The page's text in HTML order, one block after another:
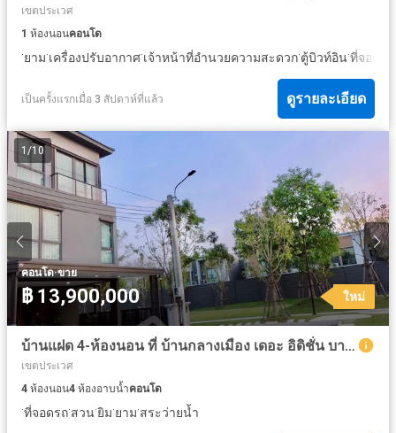
เขตประเวศ
1 ห้องนอนคอนโด
·ยาม·เครื่องปรับอากาศ·เจ้าหน้าที่อำนวยความสะดวก·ตู้บิวท์อิน·ที่จอดรถ
เป็นครั้งแรกเมื่อ 3 สัปดาห์ที่แล้ว ดูรายละเอียด
1 /10
คอนโด·ขาย
฿ 13,900,000 ใหม่
บ้านแฝด 4-ห้องนอน ที่ บ้านกลางเมือง เดอะ อิดิชั่น บางนา วงแหวน ใน ดอกไม้
เขตประเวศ
4 ห้องนอน4 ห้องอาบน้ำคอนโด
·ที่จอดรถ·สวน·ยิม·ยาม·สระว่ายน้ำ